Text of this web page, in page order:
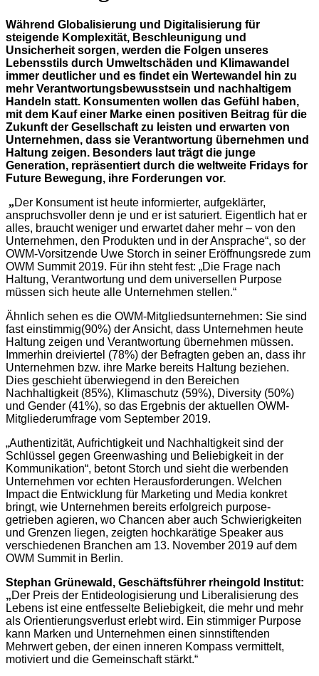
Während Globalisierung und Digitalisierung für
steigende Komplexität, Beschleunigung und
Unsicherheit sorgen, werden die Folgen unseres
Lebensstils durch Umweltschäden und Klimawandel
immer deutlicher und es findet ein Wertewandel hin zu
mehr Verantwortungsbewusstsein und nachhaltigem
Handeln statt. Konsumenten wollen das Gefühl haben,
mit dem Kauf einer Marke einen positiven Beitrag für die
Zukunft der Gesellschaft zu leisten und erwarten von
Unternehmen, dass sie Verantwortung übernehmen und
Haltung zeigen. Besonders laut trägt die junge
Generation, repräsentiert durch die weltweite Fridays for
Future Bewegung, ihre Forderungen vor.
„Der Konsument ist heute informierter, aufgeklärter,
anspruchsvoller denn je und er ist saturiert. Eigentlich hat er
alles, braucht weniger und erwartet daher mehr – von den
Unternehmen, den Produkten und in der Ansprache“, so der
OWM-Vorsitzende Uwe Storch in seiner Eröffnungsrede zum
OWM Summit 2019. Für ihn steht fest: „Die Frage nach
Haltung, Verantwortung und dem universellen Purpose
müssen sich heute alle Unternehmen stellen.“
Ähnlich sehen es die OWM-Mitgliedsunternehmen: Sie sind
fast einstimmig(90%) der Ansicht, dass Unternehmen heute
Haltung zeigen und Verantwortung übernehmen müssen.
Immerhin dreiviertel (78%) der Befragten geben an, dass ihr
Unternehmen bzw. ihre Marke bereits Haltung beziehen.
Dies geschieht überwiegend in den Bereichen
Nachhaltigkeit (85%), Klimaschutz (59%), Diversity (50%)
und Gender (41%), so das Ergebnis der aktuellen OWM-
Mitgliederumfrage vom September 2019.
„Authentizität, Aufrichtigkeit und Nachhaltigkeit sind der
Schlüssel gegen Greenwashing und Beliebigkeit in der
Kommunikation“, betont Storch und sieht die werbenden
Unternehmen vor echten Herausforderungen. Welchen
Impact die Entwicklung für Marketing und Media konkret
bringt, wie Unternehmen bereits erfolgreich purpose-
getrieben agieren, wo Chancen aber auch Schwierigkeiten
und Grenzen liegen, zeigten hochkarätige Speaker aus
verschiedenen Branchen am 13. November 2019 auf dem
OWM Summit in Berlin.
Stephan Grünewald, Geschäftsführer rheingold Institut:
„Der Preis der Entideologisierung und Liberalisierung des
Lebens ist eine entfesselte Beliebigkeit, die mehr und mehr
als Orientierungsverlust erlebt wird. Ein stimmiger Purpose
kann Marken und Unternehmen einen sinnstiftenden
Mehrwert geben, der einen inneren Kompass vermittelt,
motiviert und die Gemeinschaft stärkt.“